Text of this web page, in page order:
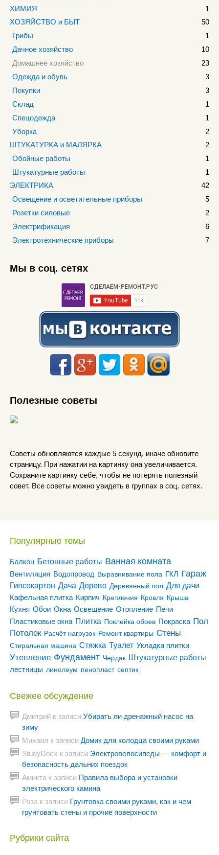
ХИМИЯ
1
ХОЗЯЙСТВО и БЫТ
50
Грибы
1
Дачное хозяйство
10
Домашнее хозяйство
23
Одежда и обувь
3
Покупки
3
Склад
1
Спецодежда
1
Уборка
2
ШТУКАТУРКА и МАЛЯРКА
2
Обойные работы
1
Штукатурные работы
1
ЭЛЕКТРИКА
42
Освещение и осветительные приборы
5
Розетки силовые
2
Электрификация
6
Электротехнические приборы
7
Мы в соц. сетях
Полезные советы
Советы обновляются каждые 5 секунд, иначе обновите
страницу. При нажатии на картинку она увеличивается.
Сохраните картинку себе, чтобы не потерять полезный
совет. Все советы можно увидеть в группах в соц. сетях.
Популярные темы
Балкон Бетонные работы Ванная комната
Вентиляция Водопровод Выравнивание пола ГКЛ Гараж
Гипсокартон Дача Дерево Деревянный пол Для дачи
Кафельная плитка Кирпич Крепления Кровля Крыша
Кухня Обои Окна Освещение Отопление Печи
Пластиковые окна Плитка Поклейка обоев Покраска Пол
Потолок Расчёт нагрузок Ремонт квартиры Стены
Стиральная машина Стяжка Туалет Укладка плитки
Утепление Фундамент Чердак Штукатурные работы
лестницы линолеум пенопласт септик
Свежее обсуждение
Дмитрий к записи Убирать ли дренажный насос на
зиму
Михаил к записи Домик для колодца своими руками
StudyDocx к записи Электровелосипеды — комфорт и
безопасность дальних поездок
Амикта к записи Правила выбора и установки
электрического камина
Роза к записи Грунтовка своими руками, как и чем
грунтовать стены и прочие поверхности
Рубрики сайта